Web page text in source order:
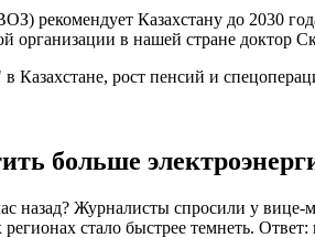
рекомендует Казахстану до 2030
организации в нашей стране доктор
больше
назад? Журналисты спросили у
стало быстрее темнеть. Ответ: